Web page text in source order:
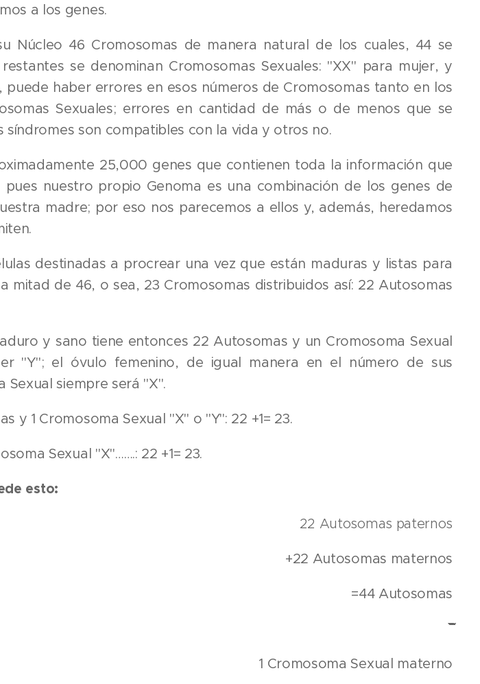
a los genes.
Núcleo 46 Cromosomas de manera natural de los cuales, 44 se
se denominan Cromosomas Sexuales: "XX" para mujer, y
puede haber errores en esos números de Cromosomas tanto en los
Sexuales; errores en cantidad de más o de menos que se
síndromes son compatibles con la vida y otros no.
25,000 genes que contienen toda la información que
nuestro propio Genoma es una combinación de los genes de
madre; por eso nos parecemos a ellos y, además, heredamos
destinadas a procrear una vez que están maduras y listas para
mitad de 46, o sea, 23 Cromosomas distribuidos así: 22 Autosomas
y sano tiene entonces 22 Autosomas y un Cromosoma Sexual
"Y"; el óvulo femenino, de igual manera en el número de sus
siempre será "X".
y 1 Cromosoma Sexual "X" o "Y": 22 +1= 23.
Sexual "X"…….: 22 +1= 23.
esto:
22 Autosomas paternos
+22 Autosomas maternos
=44 Autosomas
1 Cromosoma Sexual materno